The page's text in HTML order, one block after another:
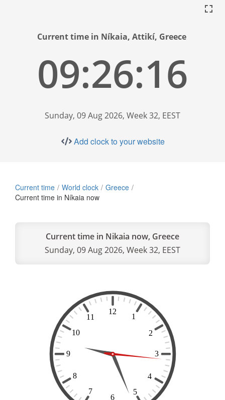
Current time in Níkaia, Attikí, Greece
09:26:17
Sunday, 09 Aug 2026, Week 32, EEST
Add clock to your website
Current time World clock
Greece
Current time in Níkaia now
Current time in Nikaia now, Greece
Sunday, 09 Aug 2026, Week 32, EEST